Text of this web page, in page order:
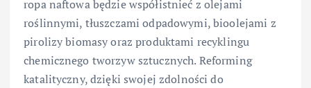
ropa naftowa będzie współistnieć z olejami
roślinnymi, tłuszczami odpadowymi, bioolejami z
pirolizy biomasy oraz produktami recyklingu
chemicznego tworzyw sztucznych. Reforming
katalityczny, dzięki swojej zdolności do